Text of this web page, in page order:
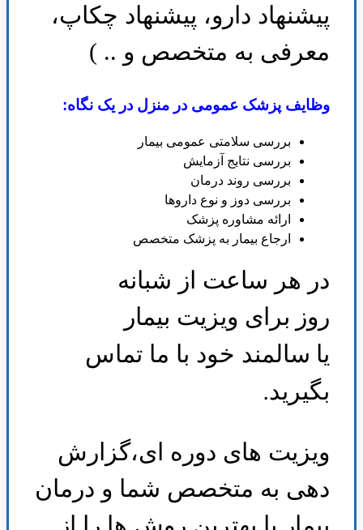
پیشنهاد دارو، پیشنهاد چکاپ،
معرفی به متخصص و .. )
وظایف پزشک عمومی در منزل در یک نگاه:
بررسی سلامتی عمومی بیمار
بررسی نتایج آزمایش
بررسی روند درمان
بررسی دوز و نوع داروها
ارائه مشاوره پزشک
ارجاع بیمار به پزشک متخصص
در هر ساعت از شبانه
روز برای ویزیت بیمار
یا سالمند خود با ما تماس
بگیرید.
ویزیت های دوره ای،گزارش
دهی به متخصص شما و درمان
بیمار با بهترین روش ها را از